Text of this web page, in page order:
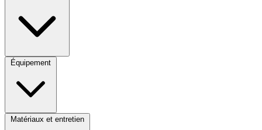
Équipement
Matériaux et entretien